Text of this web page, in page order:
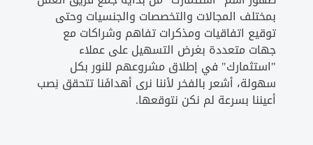
بمختلف المجالات والتخصصات والجنسيات وحتى
توقيع اتفاقيات ومذكرات تفاهم وشراكات مع
جهات متعددة بغرض التسهيل على عملاء
"استثمارك" في إطلاق مشروعهم للنور بكل
سهولة، أشعر بالفخر لأننا نرى أهدافَنا تتحقق نِصب
أعيننا بسرعة لم نكن نتوقعها.